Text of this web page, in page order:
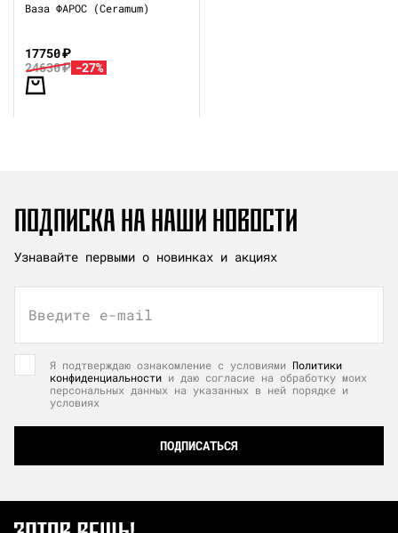
Ваза ФАРОС (Ceramum)
17750₽
24630₽ -27%
ПОДПИСКА НА НАШИ НОВОСТИ
Узнавайте первыми о новинках и акциях
Введите e-mail
Я подтверждаю ознакомление с условиями Политики
конфиденциальности и даю согласие на обработку моих
персональных данных на указанных в ней порядке и
условиях
ПОДПИСАТЬСЯ